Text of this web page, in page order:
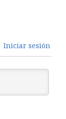
Iniciar sesión